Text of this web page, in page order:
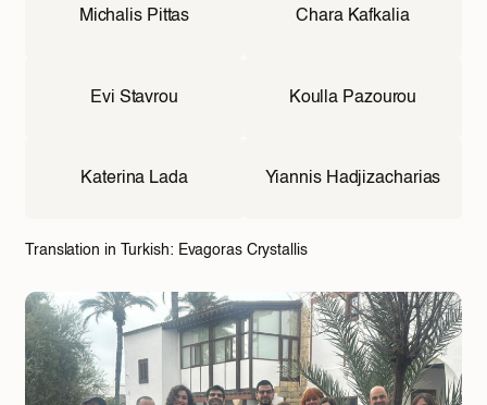
Michalis Pittas Chara Kafkalia
Evi Stavrou Koulla Pazourou
Katerina Lada Yiannis Hadjizacharias
Translation in Turkish: Evagoras Crystallis